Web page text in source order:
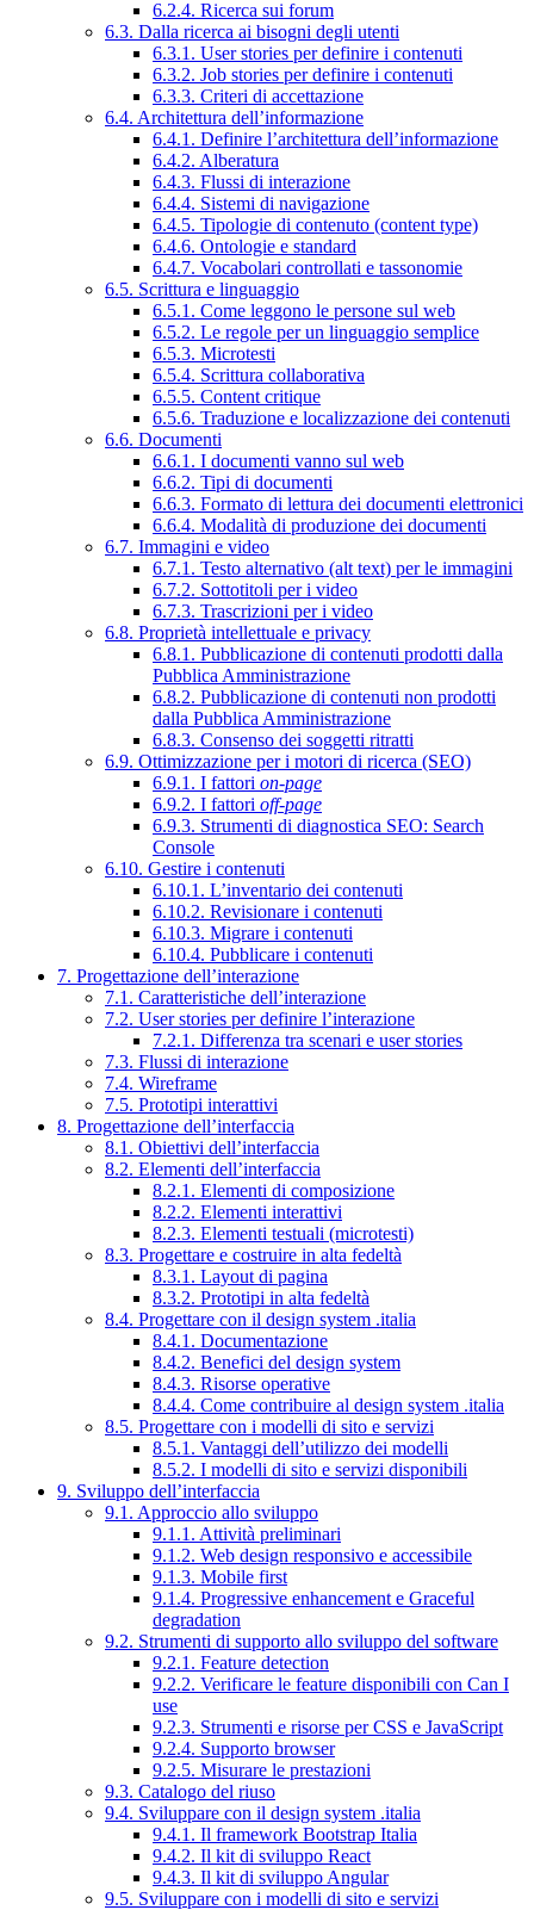
6.2.4. Ricerca sui forum
6.3. Dalla ricerca ai bisogni degli utenti
6.3.1. User stories per definire i contenuti
6.3.2. Job stories per definire i contenuti
6.3.3. Criteri di accettazione
6.4. Architettura dell’informazione
6.4.1. Definire l’architettura dell’informazione
6.4.2. Alberatura
6.4.3. Flussi di interazione
6.4.4. Sistemi di navigazione
6.4.5. Tipologie di contenuto (content type)
6.4.6. Ontologie e standard
6.4.7. Vocabolari controllati e tassonomie
6.5. Scrittura e linguaggio
6.5.1. Come leggono le persone sul web
6.5.2. Le regole per un linguaggio semplice
6.5.3. Microtesti
6.5.4. Scrittura collaborativa
6.5.5. Content critique
6.5.6. Traduzione e localizzazione dei contenuti
6.6. Documenti
6.6.1. I documenti vanno sul web
6.6.2. Tipi di documenti
6.6.3. Formato di lettura dei documenti elettronici
6.6.4. Modalità di produzione dei documenti
6.7. Immagini e video
6.7.1. Testo alternativo (alt text) per le immagini
6.7.2. Sottotitoli per i video
6.7.3. Trascrizioni per i video
6.8. Proprietà intellettuale e privacy
6.8.1. Pubblicazione di contenuti prodotti dalla
Pubblica Amministrazione
6.8.2. Pubblicazione di contenuti non prodotti
dalla Pubblica Amministrazione
6.8.3. Consenso dei soggetti ritratti
6.9. Ottimizzazione per i motori di ricerca (SEO)
6.9.1. I fattori on-page
6.9.2. I fattori off-page
6.9.3. Strumenti di diagnostica SEO: Search
Console
6.10. Gestire i contenuti
6.10.1. L’inventario dei contenuti
6.10.2. Revisionare i contenuti
6.10.3. Migrare i contenuti
6.10.4. Pubblicare i contenuti
7. Progettazione dell’interazione
7.1. Caratteristiche dell’interazione
7.2. User stories per definire l’interazione
7.2.1. Differenza tra scenari e user stories
7.3. Flussi di interazione
7.4. Wireframe
7.5. Prototipi interattivi
8. Progettazione dell’interfaccia
8.1. Obiettivi dell’interfaccia
8.2. Elementi dell’interfaccia
8.2.1. Elementi di composizione
8.2.2. Elementi interattivi
8.2.3. Elementi testuali (microtesti)
8.3. Progettare e costruire in alta fedeltà
8.3.1. Layout di pagina
8.3.2. Prototipi in alta fedeltà
8.4. Progettare con il design system .italia
8.4.1. Documentazione
8.4.2. Benefici del design system
8.4.3. Risorse operative
8.4.4. Come contribuire al design system .italia
8.5. Progettare con i modelli di sito e servizi
8.5.1. Vantaggi dell’utilizzo dei modelli
8.5.2. I modelli di sito e servizi disponibili
9. Sviluppo dell’interfaccia
9.1. Approccio allo sviluppo
9.1.1. Attività preliminari
9.1.2. Web design responsivo e accessibile
9.1.3. Mobile first
9.1.4. Progressive enhancement e Graceful
degradation
9.2. Strumenti di supporto allo sviluppo del software
9.2.1. Feature detection
9.2.2. Verificare le feature disponibili con Can I
use
9.2.3. Strumenti e risorse per CSS e JavaScript
9.2.4. Supporto browser
9.2.5. Misurare le prestazioni
9.3. Catalogo del riuso
9.4. Sviluppare con il design system .italia
9.4.1. Il framework Bootstrap Italia
9.4.2. Il kit di sviluppo React
9.4.3. Il kit di sviluppo Angular
9.5. Sviluppare con i modelli di sito e servizi